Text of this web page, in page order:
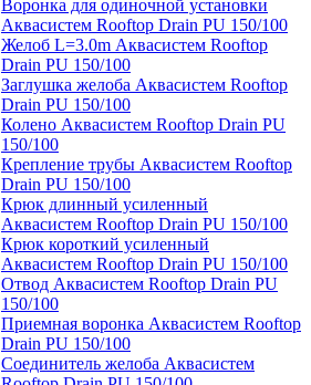
Воронка для одиночной установки
Аквасистем Rooftop Drain PU 150/100
Желоб L=3.0m Аквасистем Rooftop
Drain PU 150/100
Заглушка желоба Аквасистем Rooftop
Drain PU 150/100
Колено Аквасистем Rooftop Drain PU
150/100
Крепление трубы Аквасистем Rooftop
Drain PU 150/100
Крюк длинный усиленный
Аквасистем Rooftop Drain PU 150/100
Крюк короткий усиленный
Аквасистем Rooftop Drain PU 150/100
Отвод Аквасистем Rooftop Drain PU
150/100
Приемная воронка Аквасистем Rooftop
Drain PU 150/100
Соединитель желоба Аквасистем